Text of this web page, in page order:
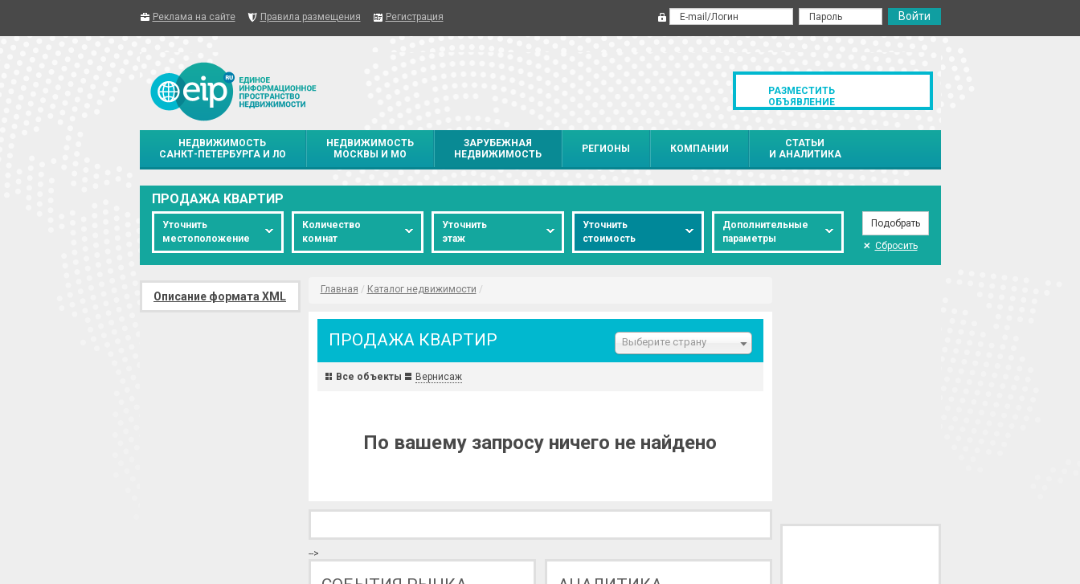
Реклама на сайте Правила размещения Регистрация
РАЗМЕСТИТЬ
ОБЪЯВЛЕНИЕ
НЕДВИЖИМОСТЬ
САНКТ-ПЕТЕРБУРГА И ЛО
НЕДВИЖИМОСТЬ
МОСКВЫ И МО
ЗАРУБЕЖНАЯ
НЕДВИЖИМОСТЬ
РЕГИОНЫ КОМПАНИИ
СТАТЬИ
И АНАЛИТИКА
ПРОДАЖА КВАРТИР
Уточнить
местоположение
Количество
комнат
Уточнить
этаж
Уточнить
стоимость
Дополнительные
параметры
Сбросить
Описание формата XML
Главная / Каталог недвижимости /
ПРОДАЖА КВАРТИР Выберите страну
Все объекты Вернисаж
По вашему запросу ничего не найдено
-->